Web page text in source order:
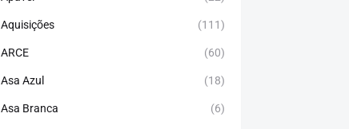
Aquisições (111)
ARCE (60)
Asa Azul (18)
Asa Branca (6)